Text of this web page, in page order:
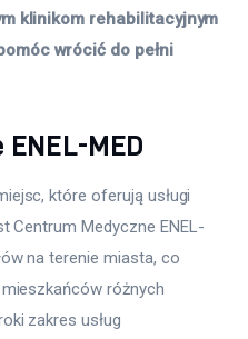
klinikom rehabilitacyjnym
wrócić do pełni
MED
które oferują usługi
Centrum Medyczne ENEL-
na terenie miasta, co
różnych
zakres usług